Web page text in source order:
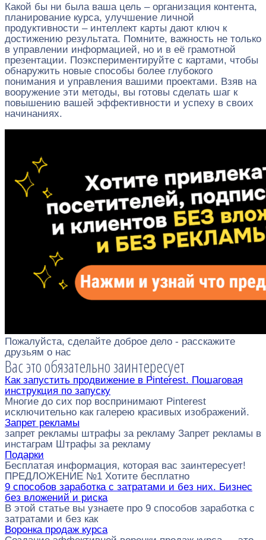
Какой бы ни была ваша цель – организация контента,
планирование курса, улучшение личной
продуктивности – интеллект карты дают ключ к
достижению результата. Помните, важность не только
в управлении информацией, но и в её грамотной
презентации. Поэкспериментируйте с картами, чтобы
обнаружить новые способы более глубокого
понимания и управления вашими проектами. Взяв на
вооружение эти методы, вы готовы сделать шаг к
повышению вашей эффективности и успеху в своих
начинаниях.
Пожалуйста, сделайте доброе дело - расскажите
друзьям о нас
Вас это обязательно заинтересует
Как запустить продвижение в Pinterest. Пошаговая
инструкция по запуску
Многие до сих пор воспринимают Pinterest
исключительно как галерею красивых изображений.
Запрет рекламы
запрет рекламы штрафы за рекламу Запрет рекламы в
инстаграм Штрафы за рекламу
Подарки
Бесплатая информация, которая вас заинтересует!
ПРЕДЛОЖЕНИЕ №1 Хотите бесплатно
9 способов заработка с затратами и без них. Бизнес
без вложений и риска
В этой статье вы узнаете про 9 способов заработка с
затратами и без как
Воронка продаж курса